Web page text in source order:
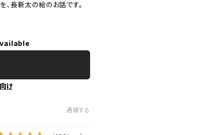
、長新太の絵のお話です。
け
通報する